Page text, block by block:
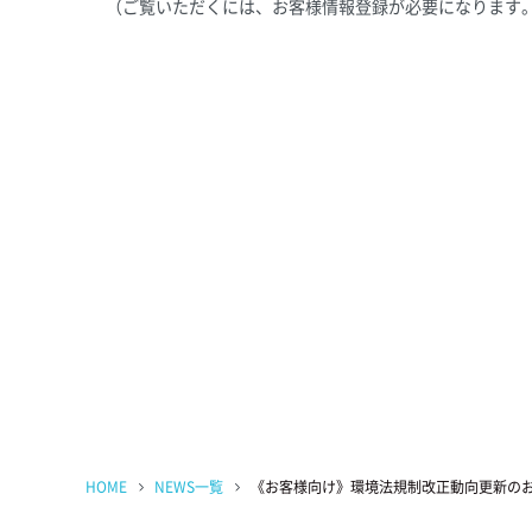
（ご覧いただくには、お客様情報登録が必要になります。
HOME NEWS一覧 《お客様向け》環境法規制改正動向更新の